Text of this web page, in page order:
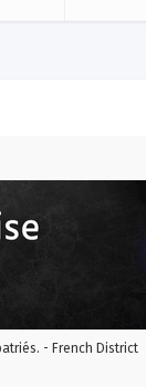
- French District